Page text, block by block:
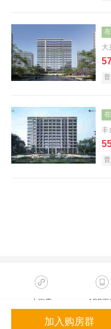
大
丰
加入购房群
小程序 APP下